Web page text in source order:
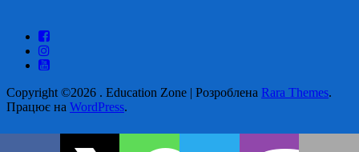
Copyright ©2026 . Education Zone | Розроблена Rara Themes.
Працює на WordPress.